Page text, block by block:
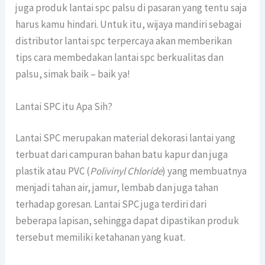
juga produk lantai spc palsu di pasaran yang tentu saja
harus kamu hindari. Untuk itu, wijaya mandiri sebagai
distributor lantai spc terpercaya akan memberikan
tips cara membedakan lantai spc berkualitas dan
palsu, simak baik – baik ya!
Lantai SPC itu Apa Sih?
Lantai SPC merupakan material dekorasi lantai yang
terbuat dari campuran bahan batu kapur dan juga
plastik atau PVC (Polivinyl Chloride) yang membuatnya
menjadi tahan air, jamur, lembab dan juga tahan
terhadap goresan. Lantai SPC juga terdiri dari
beberapa lapisan, sehingga dapat dipastikan produk
tersebut memiliki ketahanan yang kuat.